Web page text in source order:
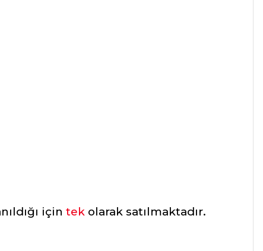
için tek olarak satılmaktadır.